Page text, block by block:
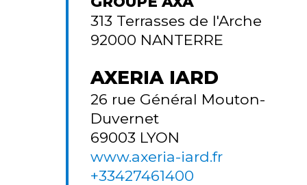
313 Terrasses de l'Arche
92000 NANTERRE
AXERIA IARD
26 rue Général Mouton-
Duvernet
69003 LYON
www.axeria-iard.fr
+33427461400